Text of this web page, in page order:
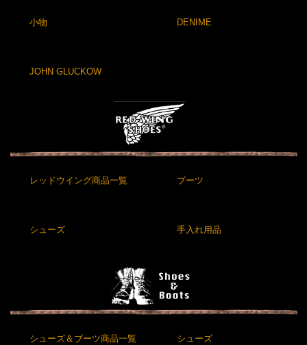
小物 DENIME
JOHN GLUCKOW
レッドウイング商品一覧 ブーツ
シューズ 手入れ用品
シューズ＆ブーツ商品一覧 シューズ